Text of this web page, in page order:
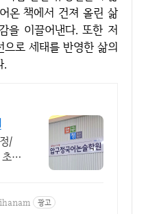
온 책에서 건져 올린 삶
을 이끌어낸다. 또한 저
로 세태를 반영한 삶의
.
/
,
광고